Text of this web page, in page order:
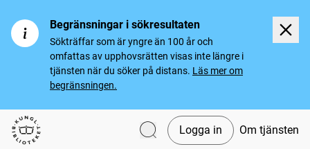
Begränsningar i sökresultaten
Sökträffar som är yngre än 100 år och
omfattas av upphovsrätten visas inte längre i
tjänsten när du söker på distans. Läs mer om
begränsningen.
Svenska tidningar
Logga in Om tjänsten